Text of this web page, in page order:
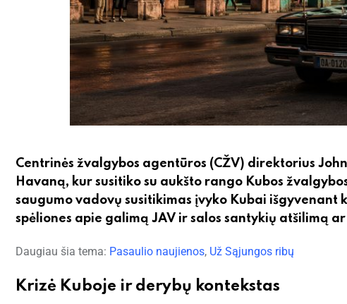
Centrinės žvalgybos agentūros (CŽV) direktorius
Havaną, kur susitiko su aukšto rango Kubos
saugumo vadovų susitikimas įvyko Kubai
spėliones apie galimą JAV ir salos santykių atšilimą
Daugiau šia tema: Pasaulio naujienos, Už Sąjungos ribų
Krizė Kuboje ir derybų kontekstas